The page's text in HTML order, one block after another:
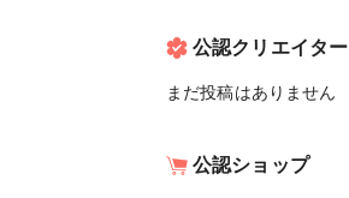
公認クリエイター
まだ投稿はありません
公認ショップ